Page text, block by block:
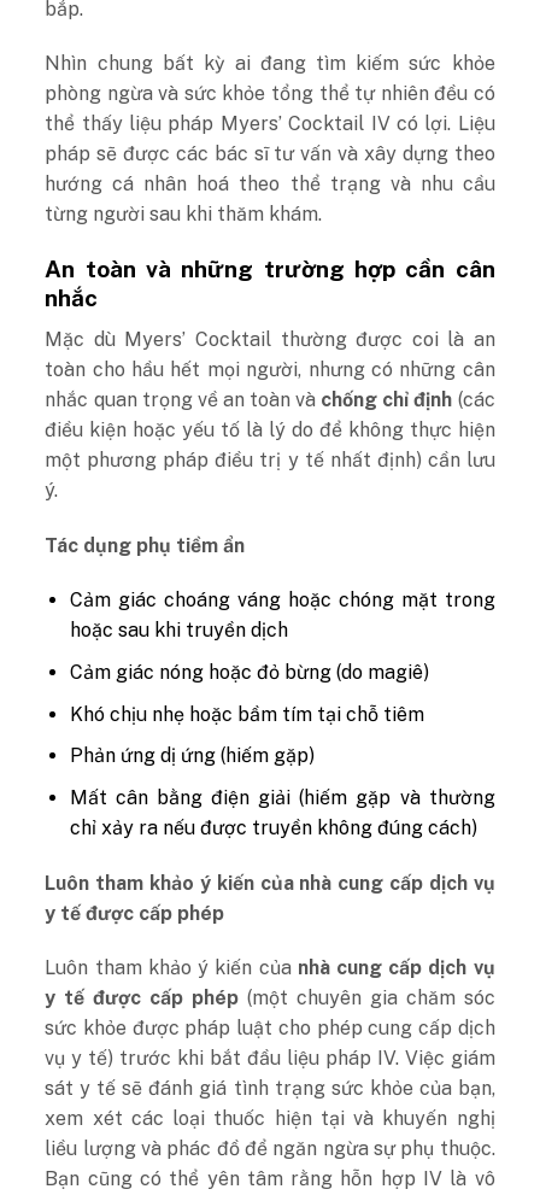
bắp.
Nhìn chung bất kỳ ai đang tìm kiếm sức khỏe
phòng ngừa và sức khỏe tổng thể tự nhiên đều có
thể thấy liệu pháp Myers’ Cocktail IV có lợi. Liệu
pháp sẽ được các bác sĩ tư vấn và xây dựng theo
hướng cá nhân hoá theo thể trạng và nhu cầu
từng người sau khi thăm khám.
An toàn và những trường hợp cần cân
nhắc
Mặc dù Myers’ Cocktail thường được coi là an
toàn cho hầu hết mọi người, nhưng có những cân
nhắc quan trọng về an toàn và chống chỉ định (các
điều kiện hoặc yếu tố là lý do để không thực hiện
một phương pháp điều trị y tế nhất định) cần lưu
ý.
Tác dụng phụ tiềm ẩn
Cảm giác choáng váng hoặc chóng mặt trong
hoặc sau khi truyền dịch
Cảm giác nóng hoặc đỏ bừng (do magiê)
Khó chịu nhẹ hoặc bầm tím tại chỗ tiêm
Phản ứng dị ứng (hiếm gặp)
Mất cân bằng điện giải (hiếm gặp và thường
chỉ xảy ra nếu được truyền không đúng cách)
Luôn tham khảo ý kiến của nhà cung cấp dịch vụ
y tế được cấp phép
Luôn tham khảo ý kiến của nhà cung cấp dịch vụ
y tế được cấp phép (một chuyên gia chăm sóc
sức khỏe được pháp luật cho phép cung cấp dịch
vụ y tế) trước khi bắt đầu liệu pháp IV. Việc giám
sát y tế sẽ đánh giá tình trạng sức khỏe của bạn,
xem xét các loại thuốc hiện tại và khuyến nghị
liều lượng và phác đồ để ngăn ngừa sự phụ thuộc.
Bạn cũng có thể yên tâm rằng hỗn hợp IV là vô